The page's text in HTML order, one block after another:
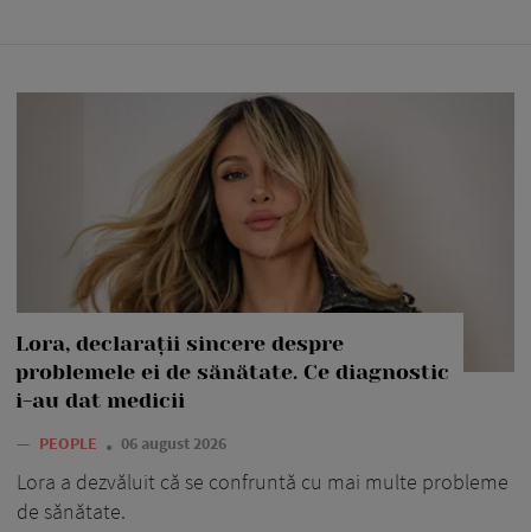
Lora, declarații sincere despre
problemele ei de sănătate. Ce diagnostic
i-au dat medicii
— PEOPLE 06 august 2026
Lora a dezvăluit că se confruntă cu mai multe probleme
de sănătate.